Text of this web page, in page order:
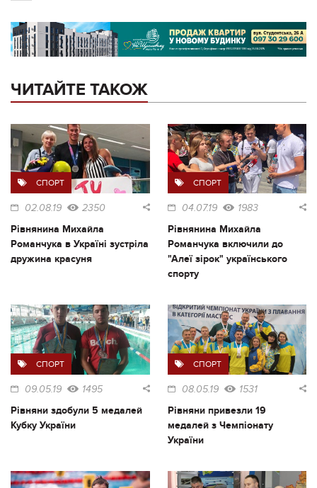
ЧИТАЙТЕ ТАКОЖ
СПОРТ
02.08.19 2350
Рівнянина Михайла
Романчука в Україні зустріла
дружина красуня
СПОРТ
04.07.19 1983
Рівнянина Михайла
Романчука включили до
"Алеї зірок" українського
спорту
СПОРТ
09.05.19 1495
Рівняни здобули 5 медалей
Кубку України
СПОРТ
08.05.19 1531
Рівняни привезли 19
медалей з Чемпіонату
України